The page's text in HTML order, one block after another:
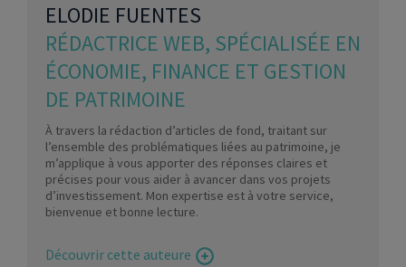
ELODIE FUENTES
RÉDACTRICE WEB, SPÉCIALISÉE EN
ÉCONOMIE, FINANCE ET GESTION
DE PATRIMOINE
À travers la rédaction d’articles de fond, traitant sur
l’ensemble des problématiques liées au patrimoine, je
m’applique à vous apporter des réponses claires et
précises pour vous aider à avancer dans vos projets
d’investissement. Mon expertise est à votre service,
bienvenue et bonne lecture.
Découvrir cette auteure